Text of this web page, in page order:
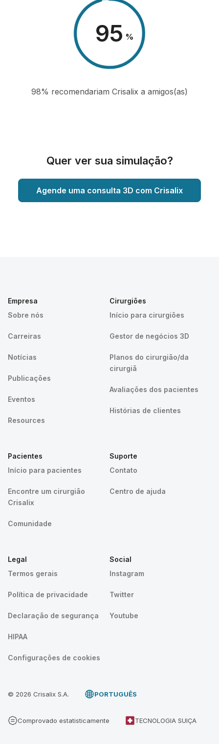
98 %
98% recomendariam Crisalix a amigos(as)
Quer ver sua simulação?
Agende uma consulta 3D com Crisalix
Empresa
Sobre nós
Carreiras
Notícias
Publicações
Eventos
Resources
Cirurgiões
Início para cirurgiões
Gestor de negócios 3D
Planos do cirurgião/da
cirurgiã
Avaliações dos pacientes
Histórias de clientes
Pacientes
Início para pacientes
Encontre um cirurgião
Crisalix
Comunidade
Suporte
Contato
Centro de ajuda
Legal
Termos gerais
Política de privacidade
Declaração de segurança
HIPAA
Configurações de cookies
Social
Instagram
Twitter
Youtube
© 2026 Crisalix S.A. PORTUGUÊS
Comprovado estatisticamente TECNOLOGIA SUIÇA